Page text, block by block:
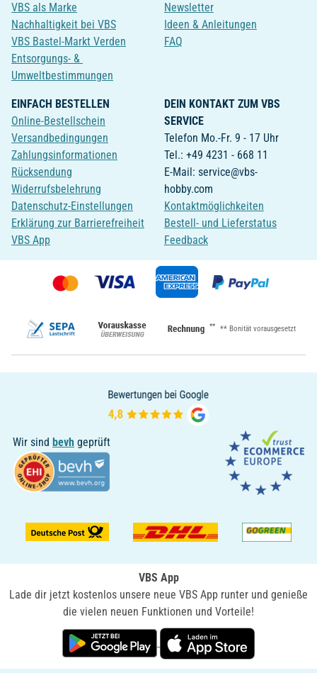
VBS als Marke
Nachhaltigkeit bei VBS
VBS Bastel-Markt Verden
Entsorgungs- &
Umweltbestimmungen
Newsletter
Ideen & Anleitungen
FAQ
EINFACH BESTELLEN
Online-Bestellschein
Versandbedingungen
Zahlungsinformationen
Rücksendung
Widerrufsbelehrung
Datenschutz-Einstellungen
Erklärung zur Barrierefreiheit
VBS App
DEIN KONTAKT ZUM VBS
SERVICE
Telefon Mo.-Fr. 9 - 17 Uhr
Tel.: +49 4231 - 668 11
E-Mail: service@vbs-
hobby.com
Kontaktmöglichkeiten
Bestell- und Lieferstatus
Feedback
** ** Bonität vorausgesetzt
Wir sind bevh geprüft
VBS App
Lade dir jetzt kostenlos unsere neue VBS App runter und genieße
die vielen neuen Funktionen und Vorteile!